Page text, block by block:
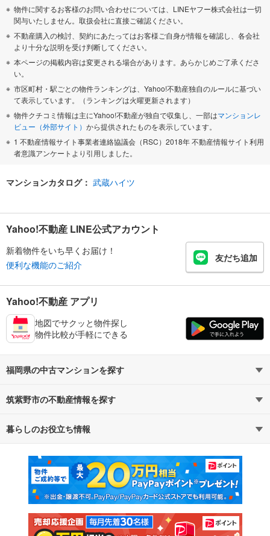
物件に関するお客様のお問い合わせについては、LINEヤフー株式会社は一切
関与いたしません。取扱会社に直接ご確認ください。
不動産購入の検討、契約にあたってはお客様ご自身が情報を確認し、各会社
より十分な説明を受け判断してください。
本ページの掲載内容は変更される場合があります。あらかじめご了承くださ
い。
市区町村・駅ごとの物件ランキングは、Yahoo!不動産独自のルールに基づい
て表示しています。（ランキングは火曜更新されます）
物件クチコミ情報は主にYahoo!不動産が独自で収集し、一部はマンションレ
ビュー（外部サイト） から提供されたものを表示しています。
1 不動産情報サイト事業者連絡協議会（RSC）2018年 不動産情報サイト利用
者意識アンケートより引用しました。
マンションカタログ： 武蔵ハイツ
Yahoo!不動産 LINE公式アカウント
新着物件をいち早くお届け！
便利な機能のご紹介
友だち追加
Yahoo!不動産 アプリ
地図でサクッと物件探し
物件比較が手軽にできる
福岡県の中古マンションを探す
路線・駅から探す
通勤・通学時間から探す
筑紫野市の不動産情報を探す
不動産・住宅
新築マンション 中古マンション
新築一戸建て 中古一戸建て
注文住宅 土地
暮らしのお役立ち情報
マンションカタログ 教えて！住まいの先生